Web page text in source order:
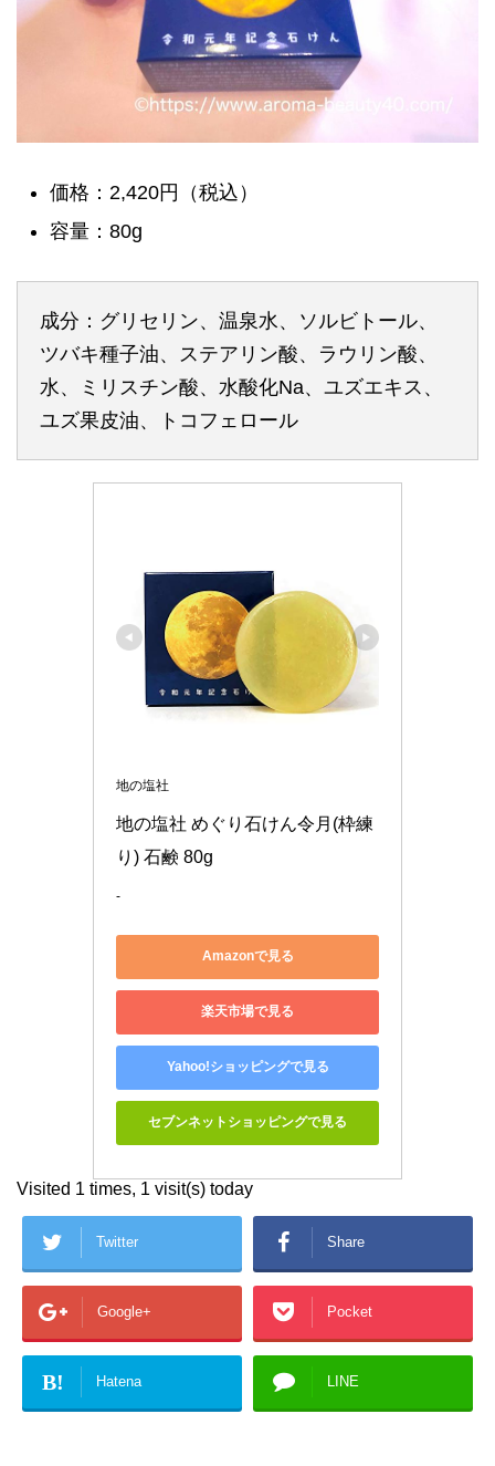
価格：2,420円（税込）
容量：80g
成分：グリセリン、温泉水、ソルビトール、
ツバキ種子油、ステアリン酸、ラウリン酸、
水、ミリスチン酸、水酸化Na、ユズエキス、
ユズ果皮油、トコフェロール
地の塩社
地の塩社 めぐり石けん令月(枠練
り) 石鹸 80g
-
Amazonで見る
楽天市場で見る
Yahoo!ショッピングで見る
セブンネットショッピングで見る
Visited 1 times, 1 visit(s) today
Twitter Share
Google+ Pocket
B! Hatena LINE